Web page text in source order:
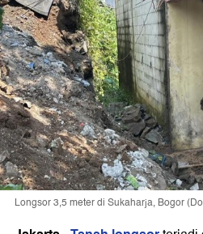
Longsor 3,5 meter di Sukaharja, Bogor